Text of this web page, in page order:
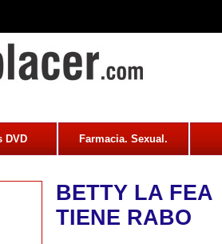
DVD Farmacia. Sexual.
BETTY LA FEA
TIENE RABO